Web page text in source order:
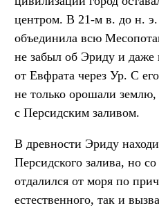
центром. В 21-м в. до н.
объединила всю
не забыл об Эриду и даже
от Евфрата через Ур. С
не только орошали
с Персидским заливом.
В древности Эриду
Персидского залива, но
отдалился от моря по
естественного, так и